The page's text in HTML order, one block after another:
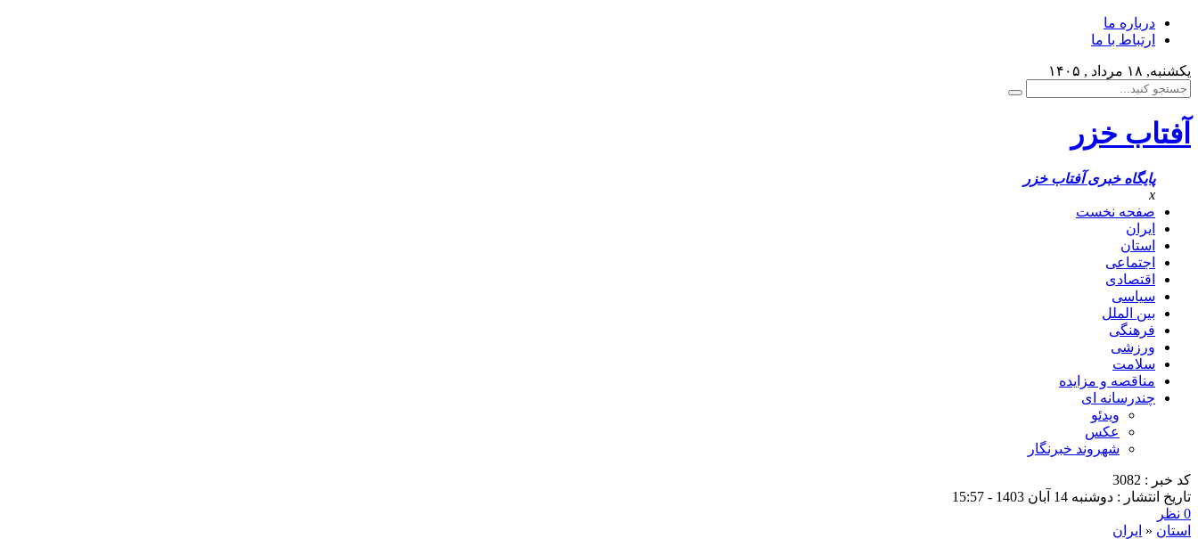
درباره ما
ارتباط با ما
یکشنبه, ۱۸ مرداد , ۱۴۰۵
آفتاب خزر
پایگاه خبری آفتاب خزر
x
صفحه نخست
ایران
استان
اجتماعی
اقتصادی
سیاسی
بین الملل
فرهنگی
ورزشی
سلامت
مناقصه و مزایده
چندرسانه ای
ویدئو
عکس
شهروند خبرنگار
کد خبر : 3082
تاریخ انتشار : دوشنبه 14 آبان 1403 - 15:57
0 نظر
استان « ایران